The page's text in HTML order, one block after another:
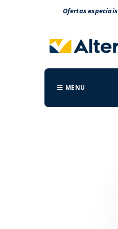
Ofertas especiais
MENU